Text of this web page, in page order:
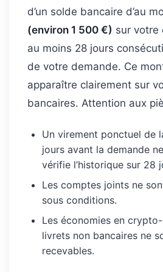
d’un solde bancaire d’au
(environ 1 500 €) sur votre
au moins 28 jours
de votre demande. Ce
apparaître clairement sur
bancaires. Attention aux
Un virement ponctuel de
jours avant la demande
vérifie l’historique sur 28
Les comptes joints ne
sous conditions.
Les économies en
livrets non bancaires ne
recevables.